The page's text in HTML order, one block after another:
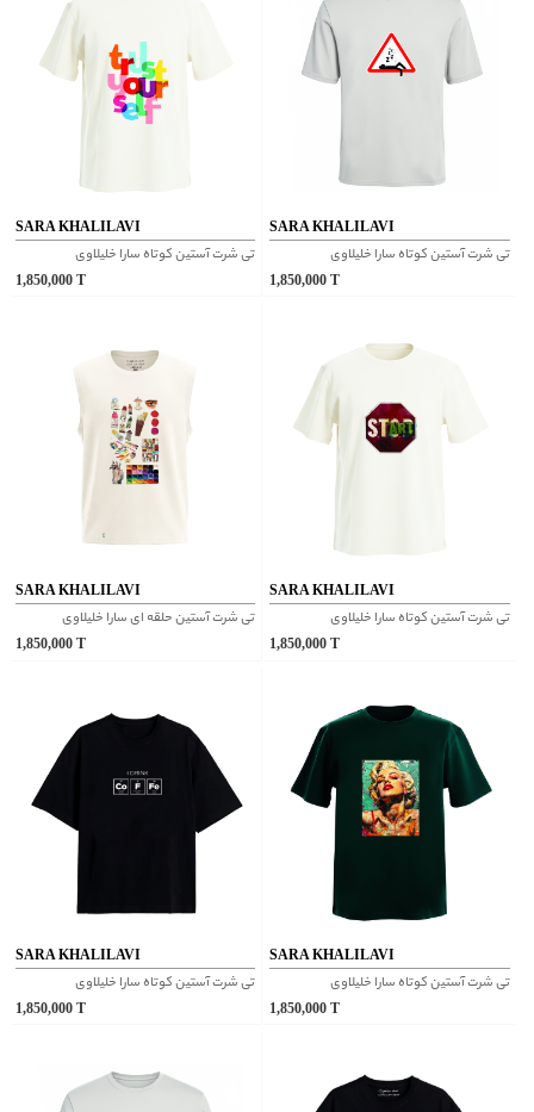
SARA KHALILAVI
تی شرت آستین کوتاه سارا خلیلاوی
1,850,000T
SARA KHALILAVI
تی شرت آستین کوتاه سارا خلیلاوی
1,850,000 T
SARA KHALILAVI
تی شرت آستین حلقه ای سارا خلیلاوی
1,850,000T
SARA KHALILAVI
تی شرت آستین کوتاه سارا خلیلاوی
1,850,000 T
SARA KHALILAVI
تی شرت آستین کوتاه سارا خلیلاوی
1,850,000T
SARA KHALILAVI
تی شرت آستین کوتاه سارا خلیلاوی
1,850,000 T